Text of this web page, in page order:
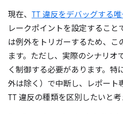
現在、 TT 違反をデバッグする
レークポイントを設定すること
は例外をトリガーするため、こ
ます。ただし、実際のシナリオ
く制御する必要があります。特
外は除く）で中断し、レポート
TT 違反の種類を区別したいと考